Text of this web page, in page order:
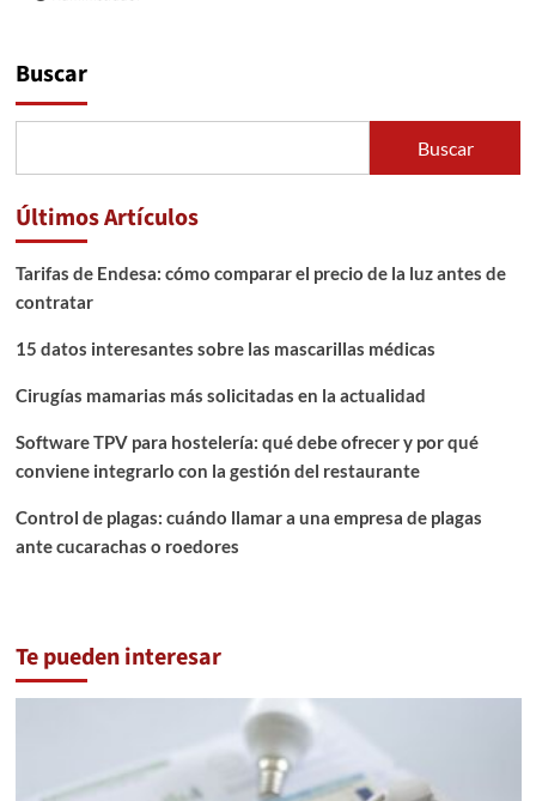
Buscar
Buscar
Últimos Artículos
Tarifas de Endesa: cómo comparar el precio de la luz antes de
contratar
15 datos interesantes sobre las mascarillas médicas
Cirugías mamarias más solicitadas en la actualidad
Software TPV para hostelería: qué debe ofrecer y por qué
conviene integrarlo con la gestión del restaurante
Control de plagas: cuándo llamar a una empresa de plagas
ante cucarachas o roedores
Te pueden interesar